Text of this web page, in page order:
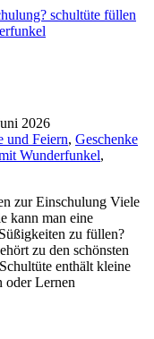
2026
und Feiern, Geschenke
Wunderfunkel,
zur Einschulung Viele
kann man eine
zu füllen?
zu den schönsten
enthält kleine
oder Lernen